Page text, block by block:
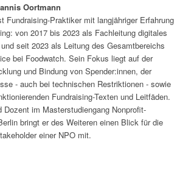
Oortmann
Fundraising-Praktiker mit langjähriger Erfahrung
von 2017 bis 2023 als Fachleitung digitales
seit 2023 als Leitung des Gesamtbereichs
bei Foodwatch. Sein Fokus liegt auf der
und Bindung von Spender:innen, der
- auch bei technischen Restriktionen - sowie
Fundraising-Texten und Leitfäden.
im Masterstudiengang Nonprofit-
bringt er des Weiteren einen Blick für die
einer NPO mit.